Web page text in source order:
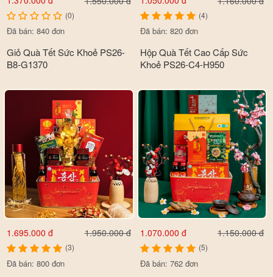
(0)
Đã bán: 840 đơn
Giỏ Quà Tết Sức Khoẻ PS26-
B8-G1370
(4)
Đã bán: 820 đơn
Hộp Quà Tết Cao Cấp Sức
Khoẻ PS26-C4-H950
1.695.000 đ 1.950.000 đ
(3)
Đã bán: 800 đơn
1.070.000 đ 1.150.000 đ
(5)
Đã bán: 762 đơn